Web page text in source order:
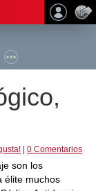
0 Comentarios
son los
élite muchos